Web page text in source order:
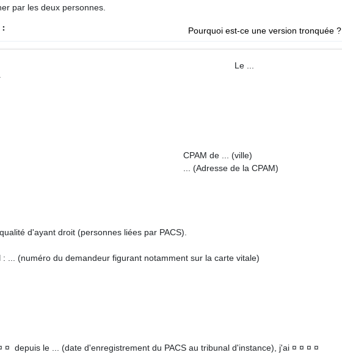
par les deux personnes.
Pourquoi est-ce une version tronquée ?
Nom Le ...
de ... (ville)
de la CPAM)
d'ayant droit (personnes liées par PACS).
: ... (numéro du demandeur figurant notamment sur la carte vitale)
¤ depuis le ... (date d'enregistrement du PACS au tribunal d'instance), j'ai ¤ ¤ ¤ ¤